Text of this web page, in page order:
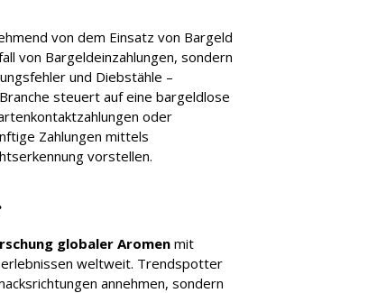
von dem Einsatz von Bargeld
von Bargeldeinzahlungen, sondern
und Diebstähle –
steuert auf eine bargeldlose
oder
Zahlungen mittels
vorstellen.
globaler Aromen mit
weltweit. Trendspotter
annehmen, sondern